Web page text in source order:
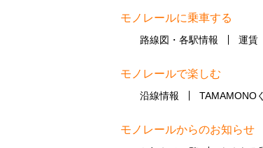
モノレールに乗車する
路線図・各駅情報 運賃
モノレールで楽しむ
沿線情報 TAMAMONO
モノレールからのお知らせ